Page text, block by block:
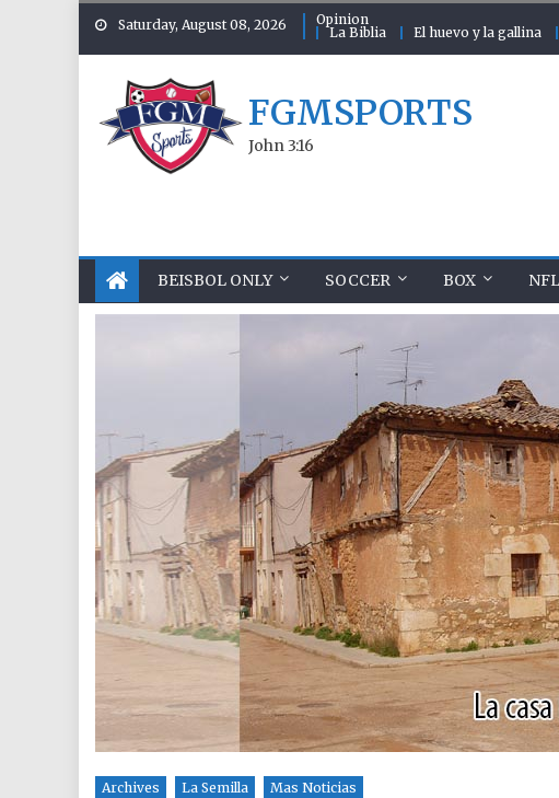
Saturday, August 08, 2026
Opinion
La Biblia
El huevo y la gallina
FGMSPORTS
John 3:16
BEISBOL ONLY SOCCER BOX NFL
Archives La Semilla Mas Noticias